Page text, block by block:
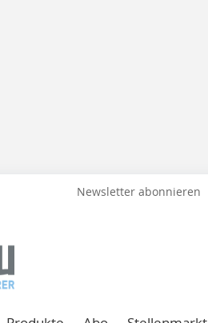
Newsletter abonnieren